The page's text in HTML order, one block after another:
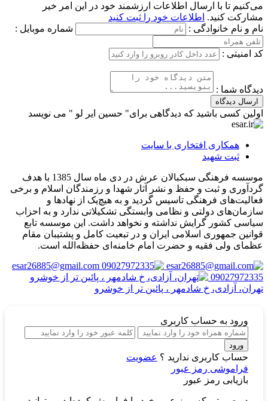
می‌کنیم تا با ارسال اطلاعات ارزشمند خود در این امر خیر
مشارکت کنید. اطلاعات خود را ثبت کنید
نام و نام خانوادگی :
شماره موبایل :
کد امنیتی :
دیدگاه شما :
ارسال دیدگاه
اولین کسی باشید که دیدگاهی برای" حسین ایر لو " می نویسد
همکاری افتخاری با سایت
ثبت شهید
موسسه فرهنگی سبکبالان عرش در دی ماه سال 1385 با هدف
گردآوری و ثبت و حفظ و نشر آثار شهدا و رزمندگان اسلام و برخی
فعالیت‌های فرهنگی تاسیس گردید و به هیچ‌یک از نهادها و
سازمان‌های دولتی و نظامی وابستگی تشکیلاتی ندارد و به احزاب
سیاسی کشور گرایش نداشته و نخواهد داشت. این موسسه تابع
قوانین جمهوری اسلامی ایران و در تبعیت کامل و پشتیبان مقام
عظمای ولی فقیه و حضرت امام خامنه‌ای حفظه‌الله است.
esar26885@gmail.com
09027972335
تهران، آزادی، خ شادمهر ، پائین تر از خوشرو
ورود به حساب کاربری
ورود
حساب کاربری ندارید ؟ عضویت
فراموشی رمز عبور
بازیابی رمز عبور